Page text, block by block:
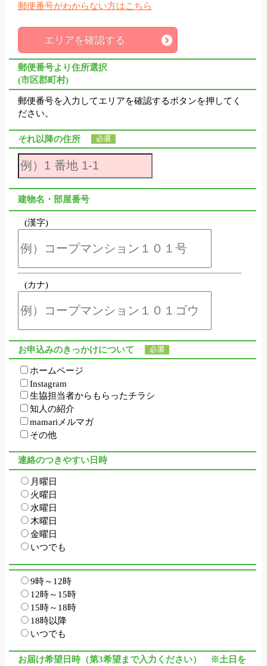
郵便番号がわからない方はこちら
エリアを確認する
郵便番号より住所選択
(市区郡町村)
郵便番号を入力してエリアを確認するボタンを押してく
ださい。
それ以降の住所
建物名・部屋番号
(漢字)
(カナ)
お申込みのきっかけについて
ホームページ
Instagram
生協担当者からもらったチラシ
知人の紹介
mamariメルマガ
その他
連絡のつきやすい日時
月曜日
火曜日
水曜日
木曜日
金曜日
いつでも
9時～12時
12時～15時
15時～18時
18時以降
いつでも
お届け希望日時（第3希望まで入力ください） ※土日を